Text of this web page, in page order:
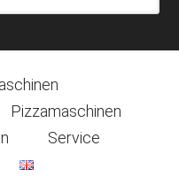
Pizzamaschinen
Service